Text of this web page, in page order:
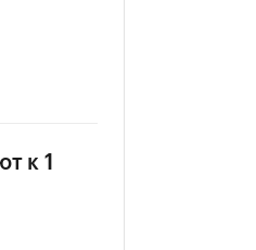
к 1